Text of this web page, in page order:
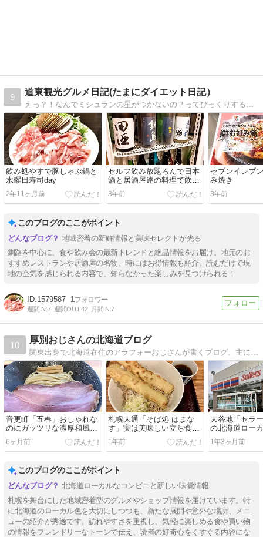
9
道東観光グルメ日記(たまにダイエット日記）
飲み処やすで豚しゃぶ鍋と
水曜日寿司day
2年11ヶ月前
セルフ飲み放題ろんで日本
酒と居酒屋達の料理で飲み
会
3年前
セブンイレブ
み焼き
3年前
このブログのここがポイント
地域密着の新鮮情報と美味セレクトが光る
釧路を中心に、食や飲み会の最新トレンドと絶品情報をお届け。地元のお
すすめレストランや居酒屋の名物、時にはお得情報も紹介。読むだけで現
地の空気を感じられる内容で、知らなかった楽しみを見つけられる！
1579587 1
週間IN:7 週間OUT:42 月間IN:7
10
厚別おじさんの北海道ブログ
音更町「五春」おしゃれな
のにガッツリな濃厚和風つ
け麺と巨大チャーシューに
大満足
6ヶ月前
札幌大通「そば処 はまな
す」実は美味しい立ち食い
蕎麦
1年前
大谷地「セラ
の北海道ロー
1年3ヶ月前
このブログのここがポイント
北海道ローカルなコンビニと新しい味覚情報
札幌を舞台にした地域密着型のグルメやショップ情報を届けています。特
に北海道のローカル色を大切にしつつも、新たな展開や意外な場所、メニ
ューの紹介が秀逸です。訪れやすさを重視し、気軽に楽しめる食や買い物
の情報をフレンドリーなトーンで伝え、読者の好奇心をくすぐる内容にな